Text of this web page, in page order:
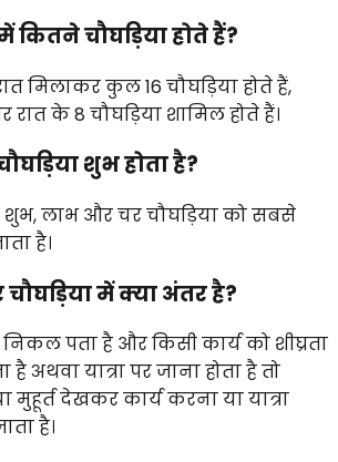
कितने चौघड़िया होते हैं?
मिलाकर कुल 16 चौघड़िया होते हैं,
के 8 चौघड़िया शामिल होते हैं।
शुभ होता है?
शुभ, लाभ और चर चौघड़िया को सबसे
है।
चौघड़िया में क्या अंतर है?
पता है और किसी कार्य को शीघ्रता
अथवा यात्रा पर जाना होता है तो
मुहूर्त देखकर कार्य करना या यात्रा
है।